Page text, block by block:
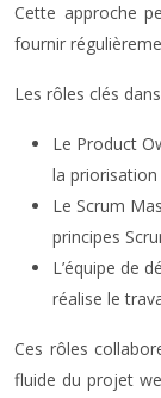
Cette approche
fournir
Les rôles clés
Le Product
la
Le Scrum
principes
L’équipe de
réalise le
Ces rôles
fluide du projet